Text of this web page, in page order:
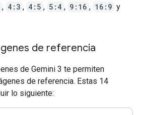
, 4:3 , 4:5 , 5:4 , 9:16 , 16:9 y
de referencia
de Gemini 3 te permiten
de referencia. Estas 14
lo siguiente: